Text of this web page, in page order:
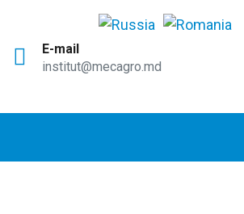
E-mail
institut@mecagro.md